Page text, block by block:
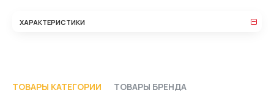
ХАРАКТЕРИСТИКИ
ТОВАРЫ КАТЕГОРИИ ТОВАРЫ БРЕНДА